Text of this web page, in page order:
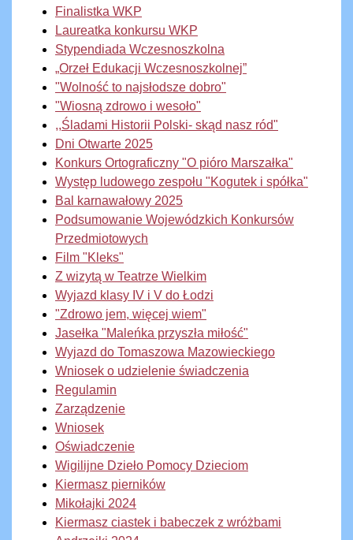
Finalistka WKP
Laureatka konkursu WKP
Stypendiada Wczesnoszkolna
„Orzeł Edukacji Wczesnoszkolnej”
"Wolność to najsłodsze dobro"
"Wiosną zdrowo i wesoło"
,,Śladami Historii Polski- skąd nasz ród"
Dni Otwarte 2025
Konkurs Ortograficzny "O pióro Marszałka"
Występ ludowego zespołu "Kogutek i spółka"
Bal karnawałowy 2025
Podsumowanie Wojewódzkich Konkursów
Przedmiotowych
Film "Kleks"
Z wizytą w Teatrze Wielkim
Wyjazd klasy IV i V do Łodzi
"Zdrowo jem, więcej wiem"
Jasełka "Maleńka przyszła miłość"
Wyjazd do Tomaszowa Mazowieckiego
Wniosek o udzielenie świadczenia
Regulamin
Zarządzenie
Wniosek
Oświadczenie
Wigilijne Dzieło Pomocy Dzieciom
Kiermasz pierników
Mikołajki 2024
Kiermasz ciastek i babeczek z wróżbami